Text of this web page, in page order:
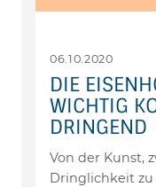
06.10.2020
DIE
WICHTIG
DRINGEND
Von der Kunst,
Dringlichkeit